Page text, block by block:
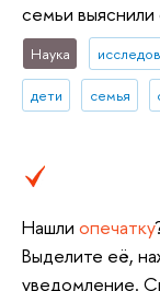
семьи
Наука
дети семья
Нашли опечатку
Выделите её,
уведомление.